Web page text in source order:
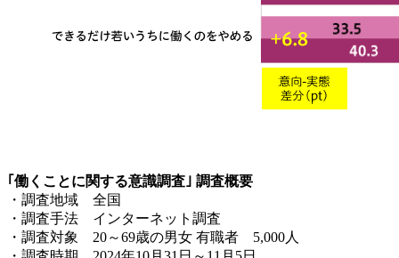
｢働くことに関する意識調査｣ 調査概要
・調査地域 全国
・調査手法 インターネット調査
・調査対象 20～69歳の男女 有職者 5,000人